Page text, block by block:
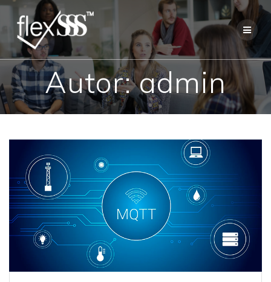
content
Autor:admin